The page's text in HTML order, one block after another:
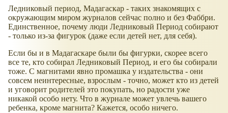
Ледниковый период, Мадагаскар - таких знакомящих с
окружающим миром журналов сейчас полно и без Фаббри.
Единственное, почему люди Ледниковый Период собирают
- только из-за фигурок (даже если детей нет, для себя).
Если бы и в Мадагаскаре были бы фигурки, скорее всего
все те, кто собирал Ледниковый Период, и его бы собирали
тоже. С магнитами явно промашка у издательства - они
совсем неинтересные, взрослым - точно, может кто из детей
и уговорит родителей это покупать, но радости уже
никакой особо нету. Что в журнале может увлечь вашего
ребенка, кроме магнита? Кажется, особо ничего.